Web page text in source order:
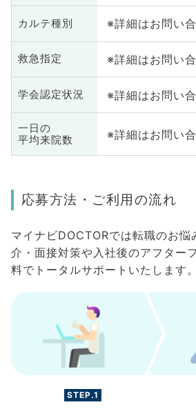
カルテ種別 ※詳細はお問い
救急指定 ※詳細はお問い
学会認定状況 ※詳細はお問い
一日の
平均来院数
※詳細はお問い
応募方法・ご利用の流れ
マイナビDOCTORでは転職のお悩
介・面接対策や入社後のアフター
料でトータルサポートいたします。
STEP.1